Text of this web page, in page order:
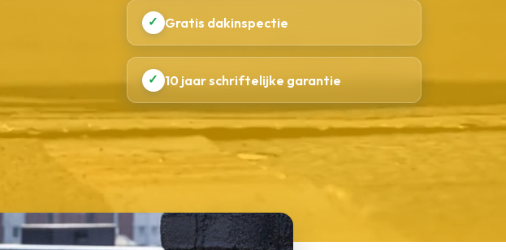
✓ Gratis dakinspectie
✓ 10 jaar schriftelijke garantie